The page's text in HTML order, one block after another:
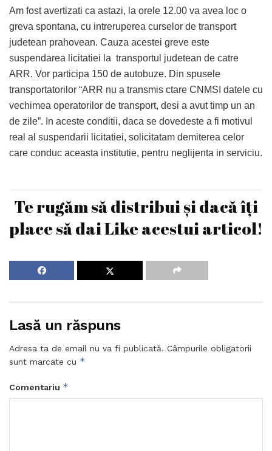
Am fost avertizati ca astazi, la orele 12.00 va avea loc o
greva spontana, cu intreruperea curselor de transport
judetean prahovean. Cauza acestei greve este
suspendarea licitatiei la transportul judetean de catre
ARR. Vor participa 150 de autobuze. Din spusele
transportatorilor “ARR nu a transmis ctare CNMSI datele cu
vechimea operatorilor de transport, desi a avut timp un an
de zile”. In aceste conditii, daca se dovedeste a fi motivul
real al suspendarii licitatiei, solicitatam demiterea celor
care conduc aceasta institutie, pentru neglijenta in serviciu.
Te rugăm să distribui și dacă îți
place să dai Like acestui articol!
Lasă un răspuns
Adresa ta de email nu va fi publicată. Câmpurile obligatorii
sunt marcate cu *
Comentariu *